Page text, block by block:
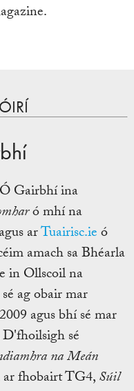
Gairbhí ina
ó mhí na
arTuairisc.ieó
amach sa Bhéarla
in Ollscoil na
ag obair mar
agus bhí sé mar
sé
na Meán
fhobairt TG4,Súil